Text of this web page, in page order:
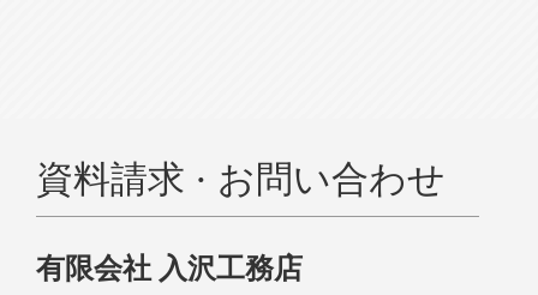
資料請求 · お問い合わせ
有限会社 入沢工務店